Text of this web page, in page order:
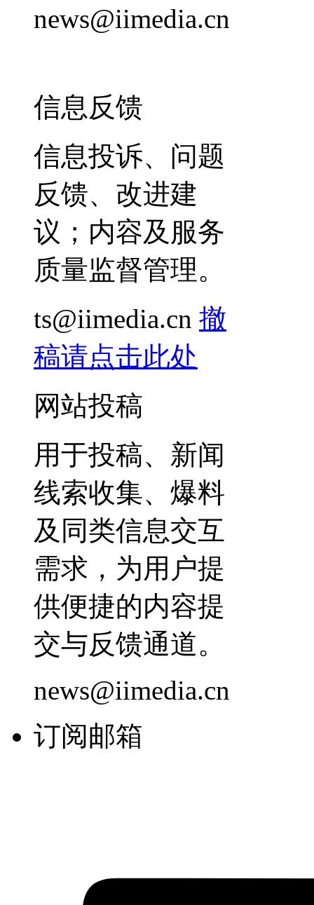
news@iimedia.cn
信息反馈
信息投诉、问题
反馈、改进建
议；内容及服务
质量监督管理。
ts@iimedia.cn 撤
稿请点击此处
网站投稿
用于投稿、新闻
线索收集、爆料
及同类信息交互
需求，为用户提
供便捷的内容提
交与反馈通道。
news@iimedia.cn
订阅邮箱